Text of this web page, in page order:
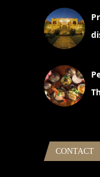
CONTACT